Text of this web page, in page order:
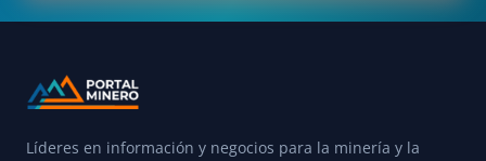
Líderes en información y negocios para la minería y la